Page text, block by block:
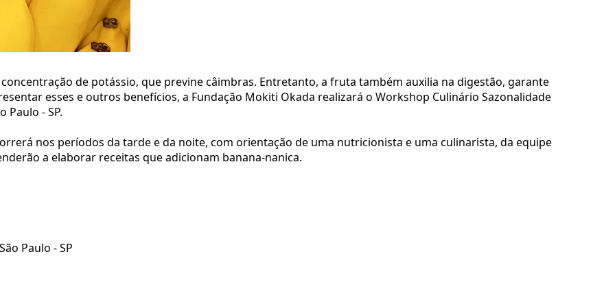
de potássio, que previne câimbras. Entretanto, a fruta também auxilia na digestão, garante
esses e outros benefícios, a Fundação Mokiti Okada realizará o Workshop Culinário Sazonalidade
Paulo - SP.
nos períodos da tarde e da noite, com orientação de uma nutricionista e uma culinarista, da equipe
a elaborar receitas que adicionam banana-nanica.
Paulo - SP